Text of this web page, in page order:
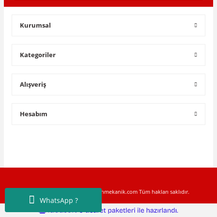
WhatsApp ?
Kurumsal
Kategoriler
Alışveriş
Hesabım
Copyright © 2022 www.toptanmekanik.com Tüm hakları saklıdır.
e-